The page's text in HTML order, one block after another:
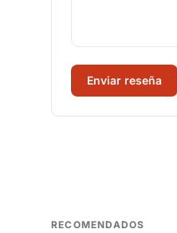
Enviar reseña
RECOMENDADOS